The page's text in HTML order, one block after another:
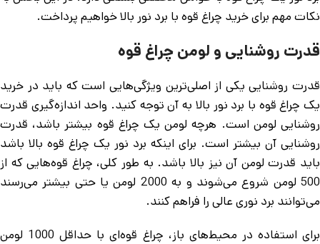
نکات مهم برای خرید چراغ قوه با برد نور بالا خواهیم پرداخت.
قدرت روشنایی و لومن چراغ قوه
قدرت روشنایی یکی از اصلی‌ترین ویژگی‌هایی است که باید در خرید
یک چراغ قوه با برد نور بالا به آن توجه کنید. واحد اندازه‌گیری قدرت
روشنایی لومن است. هرچه لومن یک چراغ قوه بیشتر باشد، قدرت
روشنایی آن بیشتر است. برای اینکه برد نور یک چراغ قوه بالا باشد
باید قدرت لومن آن نیز بالا باشد. به طور کلی، چراغ قوه‌هایی که از
500 لومن شروع می‌شوند و به 2000 لومن یا حتی بیشتر می‌رسند
می‌توانند برد نوری عالی را فراهم کنند.
برای استفاده در محیط‌های باز، چراغ قوه‌ای با حداقل 1000 لومن